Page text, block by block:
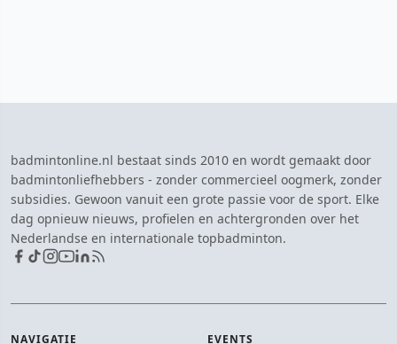
badmintonline.nl bestaat sinds 2010 en wordt gemaakt door
badmintonliefhebbers - zonder commercieel oogmerk, zonder
subsidies. Gewoon vanuit een grote passie voor de sport. Elke
dag opnieuw nieuws, profielen en achtergronden over het
Nederlandse en internationale topbadminton.
NAVIGATIE EVENTS